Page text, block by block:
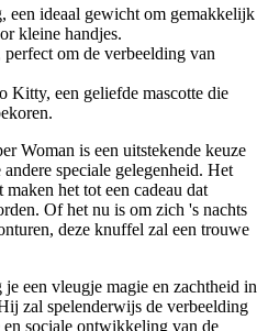
een ideaal gewicht om gemakkelijk
kleine handjes.
perfect om de verbeelding van
Kitty, een geliefde mascotte die
Woman is een uitstekende keuze
speciale gelegenheid. Het
het tot een cadeau dat
Of het nu is om zich 's nachts
deze knuffel zal een trouwe
een vleugje magie en zachtheid in
zal spelenderwijs de verbeelding
en sociale ontwikkeling van de